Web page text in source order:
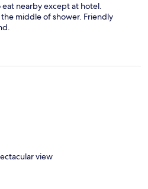
nearby except at hotel.
middle of shower. Friendly
view